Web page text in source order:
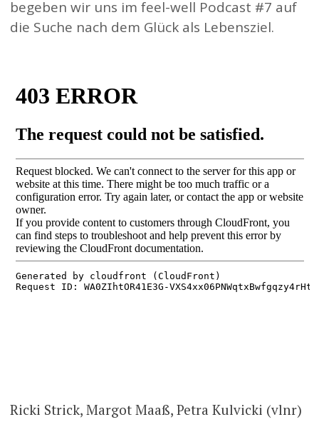
begeben wir uns im feel-well Podcast #7 auf
die Suche nach dem Glück als Lebensziel.
Ricki Strick, Margot Maaß, Petra Kulvicki (vlnr)